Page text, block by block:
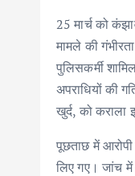
25 मार्च को
मामले की
पुलिसकर्मी
अपराधियों की
खुर्द, को कराला
पूछताछ में
लिए गए। जांच